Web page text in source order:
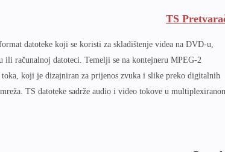
TS
datoteke koji se koristi za skladištenje videa na DVD-u,
ili računalnoj datoteci. Temelji se na kontejneru MPEG-2
toka, koji je dizajniran za prijenos zvuka i slike preko digitalnih
TS datoteke sadrže audio i video tokove u